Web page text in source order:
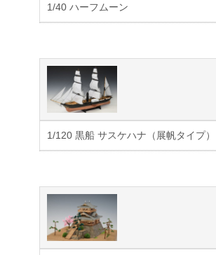
1/40 ハーフムーン
1/120 黒船 サスケハナ（展帆タイプ）